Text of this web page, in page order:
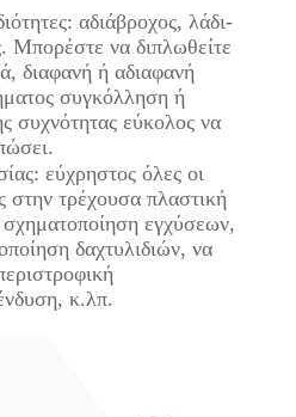
αδιάβροχος, λάδι-
Μπορέστε να διπλωθείτε
διαφανή ή αδιαφανή
συγκόλληση ή
συχνότητας εύκολος να
εύχρηστος όλες οι
στην τρέχουσα πλαστική
εγχύσεων,
δαχτυλιδιών, να
κ.λπ.